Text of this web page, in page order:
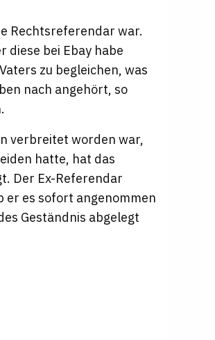
Rechtsreferendar war.
diese bei Ebay habe
zu begleichen, was
nach angehört, so
verbreitet worden war,
hatte, hat das
Der Ex-Referendar
er es sofort angenommen
Geständnis abgelegt